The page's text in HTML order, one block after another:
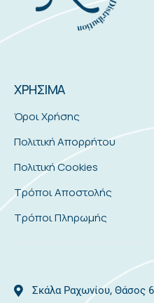
ΧΡΗΣΙΜΑ
Όροι Χρήσης
Πολιτική Απορρήτου
Πολιτική Cookies
Τρόποι Αποστολής
Τρόποι Πληρωμής
Σκάλα Ραχωνίου, Θάσος